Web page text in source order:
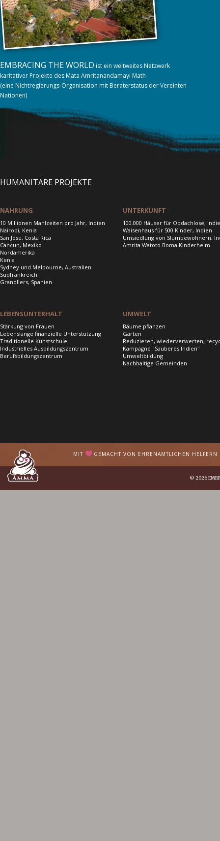
EMBRACING THE WORLD ist ein weltweites Netzwerk
karitativer Projekte des Mata Amritanandamayi Math
(eine Nichtregierungs-Organisation mit Beraterstatus der Vereinten
Nationen)
HUMANITÄRE PROJEKTE
NAHRUNG
10 Millionen Mahlzeiten pro Jahr, Indien
Nairobi, Kenia
San Jose, Costa Rica
Cancun, Mexiko
Nordamerika
Kenia
Sydney und Melbourne, Australien
Südfrankreich
Granollers, Spanien
UNTERKUNFT
100.000 Häuser für Obdachlose,
Waisenhaus für 500 Kinder, Indien
Umsiedlung von Slumbewohnern,
Amrita Watoto Boma Kinderheim
LEBENSUNTERHALT
Stärkung von Frauen
Lebenslange finanzielle Unterstützung
Traditionelle Kunstschule
Industrielles Ausbildungszentrum
Berufsbildungszentrum
UMWELT
Bäume pflanzen
Gärten
Reduzieren, wiederverwerten,
Kampagne "Sauberes Indien"
Umweltbildung
Nachhaltige Gemeinden
MIT GEMACHT VON EHRENAMTLICHEN
© 2026